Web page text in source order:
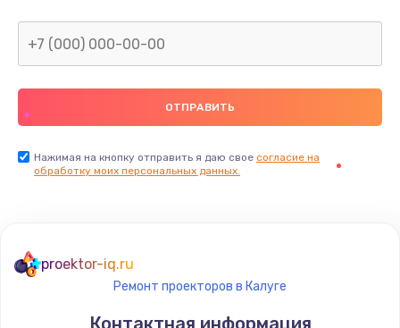
Нажимая на кнопку отправить я даю свое согласие на
обработку моих персональных данных.
proektor-iq.ru
Ремонт проекторов в Калуге
Контактная информация